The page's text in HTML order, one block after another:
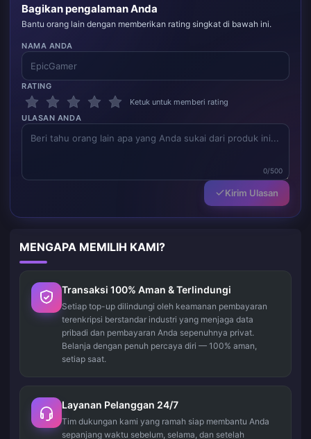
Bagikan pengalaman Anda
Bantu orang lain dengan memberikan rating singkat di bawah ini.
NAMA ANDA
RATING
Ketuk untuk memberi rating
ULASAN ANDA
0/500
Kirim Ulasan
MENGAPA MEMILIH KAMI?
Transaksi 100% Aman & Terlindungi
Setiap top-up dilindungi oleh keamanan pembayaran
terenkripsi berstandar industri yang menjaga data
pribadi dan pembayaran Anda sepenuhnya privat.
Belanja dengan penuh percaya diri — 100% aman,
setiap saat.
Layanan Pelanggan 24/7
Tim dukungan kami yang ramah siap membantu Anda
sepanjang waktu sebelum, selama, dan setelah